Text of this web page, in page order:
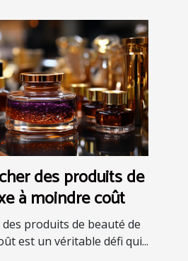
des produits de
à moindre coût
produits de beauté de
est un véritable défi qui...